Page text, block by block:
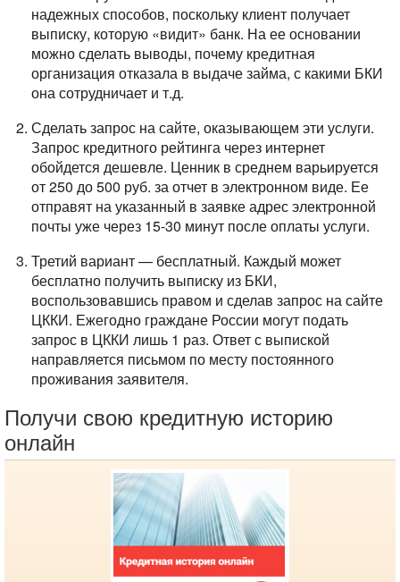
надежных способов, поскольку клиент получает
выписку, которую «видит» банк. На ее основании
можно сделать выводы, почему кредитная
организация отказала в выдаче займа, с какими БКИ
она сотрудничает и т.д.
Сделать запрос на сайте, оказывающем эти услуги.
Запрос кредитного рейтинга через интернет
обойдется дешевле. Ценник в среднем варьируется
от 250 до 500 руб. за отчет в электронном виде. Ее
отправят на указанный в заявке адрес электронной
почты уже через 15-30 минут после оплаты услуги.
Третий вариант — бесплатный. Каждый может
бесплатно получить выписку из БКИ,
воспользовавшись правом и сделав запрос на сайте
ЦККИ. Ежегодно граждане России могут подать
запрос в ЦККИ лишь 1 раз. Ответ с выпиской
направляется письмом по месту постоянного
проживания заявителя.
Получи свою кредитную историю
онлайн